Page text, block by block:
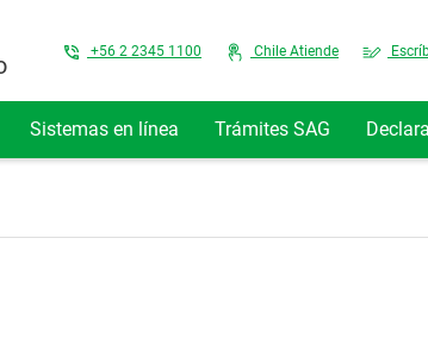
Top Menu
+56 2 2345 1100 Chile Atiende
Sistemas en línea Trámites SAG